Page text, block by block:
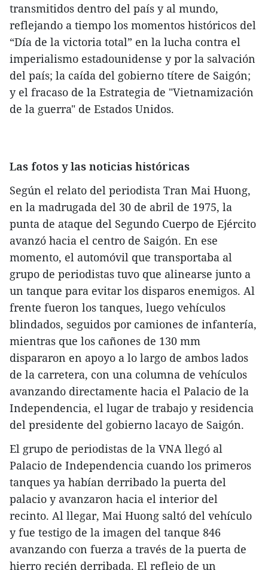
transmitidos dentro del país y al mundo,
reflejando a tiempo los momentos históricos del
“Día de la victoria total” en la lucha contra el
imperialismo estadounidense y por la salvación
del país; la caída del gobierno títere de Saigón;
y el fracaso de la Estrategia de "Vietnamización
de la guerra" de Estados Unidos.
Las fotos y las noticias históricas
Según el relato del periodista Tran Mai Huong,
en la madrugada del 30 de abril de 1975, la
punta de ataque del Segundo Cuerpo de Ejército
avanzó hacia el centro de Saigón. En ese
momento, el automóvil que transportaba al
grupo de periodistas tuvo que alinearse junto a
un tanque para evitar los disparos enemigos. Al
frente fueron los tanques, luego vehículos
blindados, seguidos por camiones de infantería,
mientras que los cañones de 130 mm
dispararon en apoyo a lo largo de ambos lados
de la carretera, con una columna de vehículos
avanzando directamente hacia el Palacio de la
Independencia, el lugar de trabajo y residencia
del presidente del gobierno lacayo de Saigón.
El grupo de periodistas de la VNA llegó al
Palacio de Independencia cuando los primeros
tanques ya habían derribado la puerta del
palacio y avanzaron hacia el interior del
recinto. Al llegar, Mai Huong saltó del vehículo
y fue testigo de la imagen del tanque 846
avanzando con fuerza a través de la puerta de
hierro recién derribada. El reflejo de un